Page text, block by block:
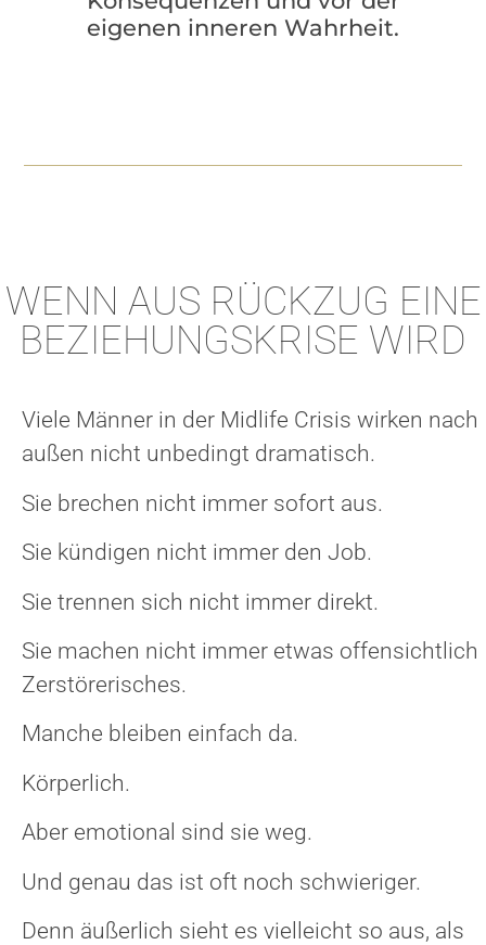
eigenen inneren Wahrheit.
WENN AUS RÜCKZUG EINE
BEZIEHUNGSKRISE WIRD
Viele Männer in der Midlife Crisis wirken nach
außen nicht unbedingt dramatisch.
Sie brechen nicht immer sofort aus.
Sie kündigen nicht immer den Job.
Sie trennen sich nicht immer direkt.
Sie machen nicht immer etwas offensichtlich
Zerstörerisches.
Manche bleiben einfach da.
Körperlich.
Aber emotional sind sie weg.
Und genau das ist oft noch schwieriger.
Denn äußerlich sieht es vielleicht so aus, als